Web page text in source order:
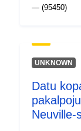
— (95450)
UNKNOWN
Datu
Neuville-